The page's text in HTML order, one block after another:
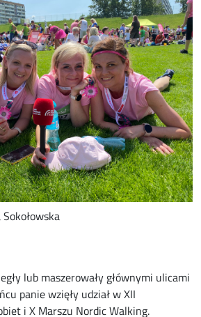
lub maszerowały głównymi ulicami
panie wzięły udział w XII
i X Marszu Nordic Walking.